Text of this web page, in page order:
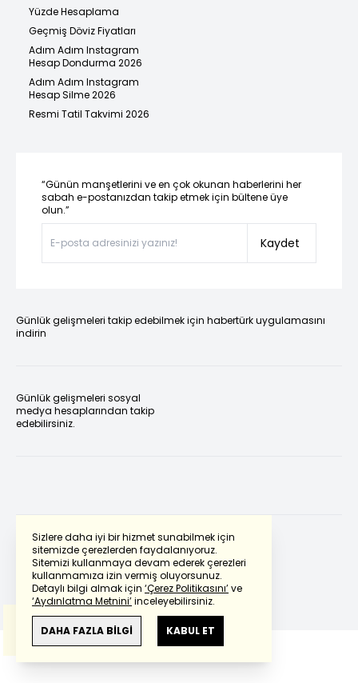
Sizlere daha iyi bir hizmet sunabilmek için
sitemizde çerezlerden faydalanıyoruz.
Sitemizi kullanmaya devam ederek çerezleri
kullanmamıza izin vermiş oluyorsunuz.
Detaylı bilgi almak için ‘Çerez Politikasını’ve
‘Aydınlatma Metnini’inceleyebilirsiniz.
DAHA FAZLA BİLGİ KABUL ET
Yüzde Hesaplama
Geçmiş Döviz Fiyatları
Adım Adım Instagram
Hesap Dondurma 2026
Adım Adım Instagram
Hesap Silme 2026
Resmi Tatil Takvimi 2026
“Günün manşetlerini ve en çok okunan haberlerini her
sabah e-postanızdan takip etmek için bültene üye
olun.”
Kaydet
Günlük gelişmeleri takip edebilmek için habertürk uygulamasını
indirin
Günlük gelişmeleri sosyal
medya hesaplarından takip
edebilirsiniz.
Powered by Translate
Bu çevirideGoogle Transletekullanılmıştır.
Anlam ve çeviri hatalarından
haberturk.com
sorumlu değildir.